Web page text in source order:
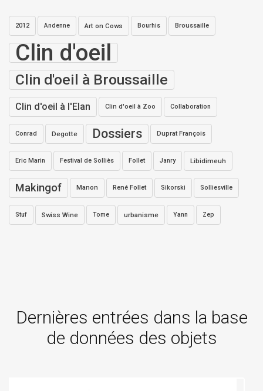
2012 Andenne Art on Cows Bourhis Broussaille
Clin d'oeil
Clin d'oeil à Broussaille
Clin d'oeil à l'Elan Clin d'oeil à Zoo Collaboration
Conrad Degotte Dossiers Duprat François
Eric Marin Festival de Solliès Follet Janry Libidimeuh
Makingof Manon René Follet Sikorski Solliesville
Stuf Swiss Wine Tome urbanisme Yann Zep
Dernières entrées dans la base
de données des objets